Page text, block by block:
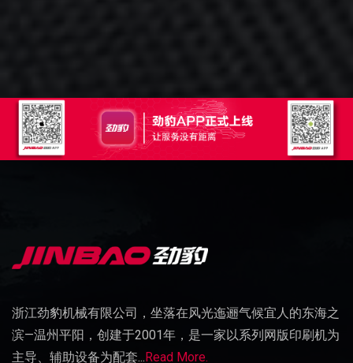
浙江劲豹机械有限公司，坐落在风光迤逦气候宜人的东海之
滨—温州平阳，创建于2001年，是一家以系列网版印刷机为
主导、辅助设备为配套...Read More.